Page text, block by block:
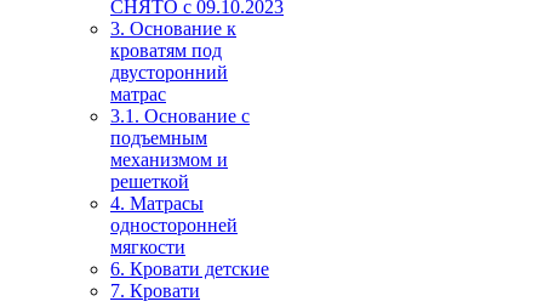
СНЯТО с 09.10.2023
3. Основание к
кроватям под
двусторонний
матрас
3.1. Основание с
подъемным
механизмом и
решеткой
4. Матрасы
односторонней
мягкости
6. Кровати детские
7. Кровати